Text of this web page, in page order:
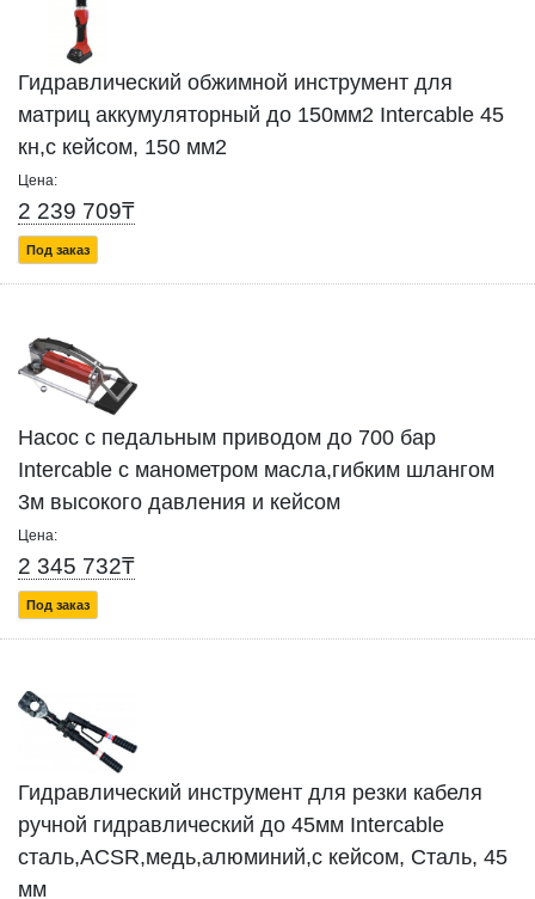
Гидравлический обжимной инструмент для
матриц аккумуляторный до 150мм2 Intercable 45
кн,с кейсом, 150 мм2
Цена:
2 239 709₸
Под заказ
Насос с педальным приводом до 700 бар
Intercable с манометром масла,гибким шлангом
3м высокого давления и кейсом
Цена:
2 345 732₸
Под заказ
Гидравлический инструмент для резки кабеля
ручной гидравлический до 45мм Intercable
сталь,ACSR,медь,алюминий,с кейсом, Сталь, 45
мм